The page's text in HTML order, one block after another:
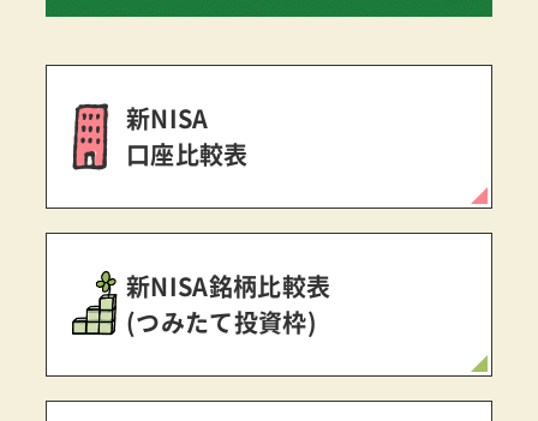
新NISA
口座比較表
新NISA銘柄比較表
(つみたて投資枠)